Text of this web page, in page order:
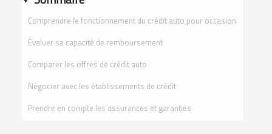
Comprendre le fonctionnement du crédit auto pour occasion
Évaluer sa capacité de remboursement
Comparer les offres de crédit auto
Négocier avec les établissements de crédit
Prendre en compte les assurances et garanties